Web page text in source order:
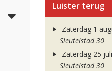
Luister terug
Zaterdag 1
Sleutelstad 30
Zaterdag 25
Sleutelstad 30